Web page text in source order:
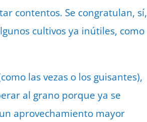
contentos. Se congratulan, sí,
cultivos ya inútiles, como
las vezas o los guisantes),
al grano porque ya se
aprovechamiento mayor